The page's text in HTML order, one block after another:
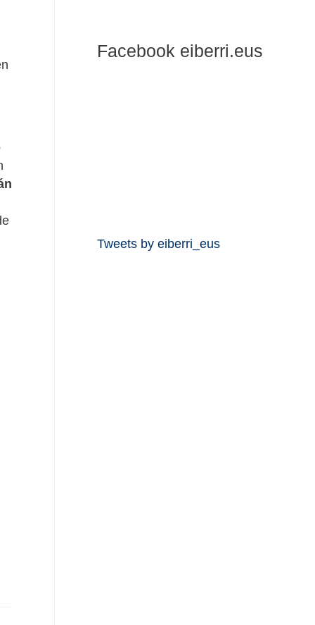
Facebook eiberri.eus
Tweets by eiberri_eus